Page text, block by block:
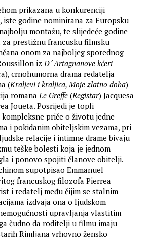
prikazana u konkurenciji
iste godine nominirana za Europsku
montažu, te slijedeće godine
za prestižnu francusku filmsku
onom za najboljeg sporednog
izD´Artagnanove kćeri
crnohumorna drama redatelja
(Kraljevi i kraljica, Moje zlatno doba)
romanaLe Greffe (Registar) Jacquesa
Joueta. Posrijedi je topli
priče o životu jedne
i pokidanim obiteljskim vezama, pri
relacije i intimne drame bivaju
teške bolesti koja je jednom
i ponovo spojiti članove obitelji.
supotpisao Emmanuel
francuskog filozofa Pierrea
i redatelj među čijim se stalnim
izdvaja ona o ljudskom
upravljanja vlastitim
čudno da roditelji u filmu imaju
Rimljana vrhovno žensko